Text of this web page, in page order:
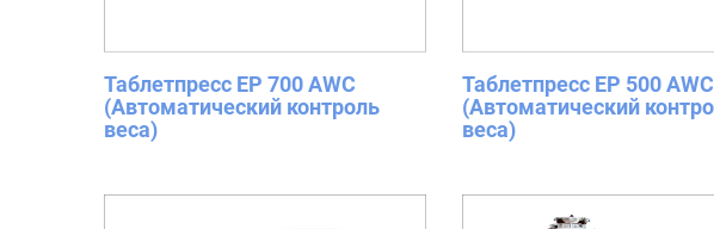
Таблетпресс EP 700 AWC
(Автоматический контроль
веса)
Таблетпресс EP 500 AWC
(Автоматический
веса)